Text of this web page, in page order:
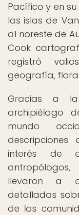
Pacífico y en su
las islas de
al noreste de
Cook
registró
geografía,
Gracias a
archipiélago
mundo
interés de
llevaron a
detalladas
de las